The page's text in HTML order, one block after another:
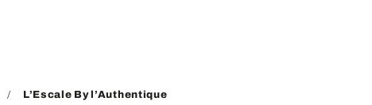
L’Escale By l’Authentique